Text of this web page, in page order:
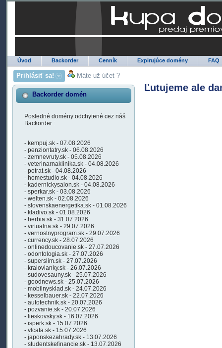
Úvod Backorder Cenník Expirujúce domény FAQ
Prihlásiť sa! Máte už účet ?
Backorder domén
Posledné domény odchytené cez náš
Backorder :
- kempuj.sk - 07.08.2026
- penziontatry.sk - 06.08.2026
- zemnevruty.sk - 05.08.2026
- veterinarnaklinika.sk - 04.08.2026
- potrat.sk - 04.08.2026
- homestudio.sk - 04.08.2026
- kadernickysalon.sk - 04.08.2026
- sperkar.sk - 03.08.2026
- welten.sk - 02.08.2026
- slovenskaenergetika.sk - 01.08.2026
- kladivo.sk - 01.08.2026
- herbia.sk - 31.07.2026
- virtualna.sk - 29.07.2026
- vernostnyprogram.sk - 29.07.2026
- currency.sk - 28.07.2026
- onlinedoucovanie.sk - 27.07.2026
- odontologia.sk - 27.07.2026
- superslim.sk - 27.07.2026
- kralovianky.sk - 26.07.2026
- sudovesauny.sk - 25.07.2026
- goodnews.sk - 25.07.2026
- mobilnysklad.sk - 24.07.2026
- kesselbauer.sk - 22.07.2026
- autotechnik.sk - 20.07.2026
- pozvanie.sk - 20.07.2026
- lieskovsky.sk - 16.07.2026
- isperk.sk - 15.07.2026
- vlcata.sk - 15.07.2026
- japonskezahrady.sk - 13.07.2026
- studentskefinancie.sk - 13.07.2026
Ľutujeme ale